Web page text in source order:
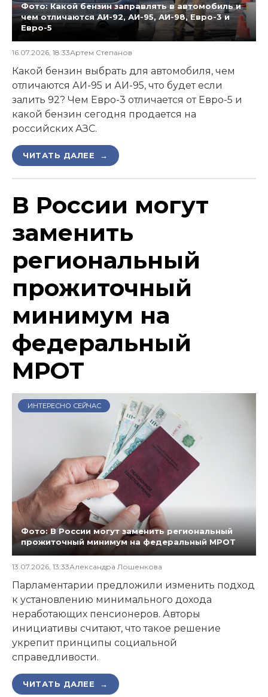
Фото: Какой бензин заправлять в автомобиль и
чем отличаются АИ-92, АИ-95, АИ-98, Евро-3 и
Евро-5
16.07.2026, 18:33Артем Степанов
Какой бензин выбрать для автомобиля, чем
отличаются АИ-95 и АИ-95, что будет если
залить 92? Чем Евро-3 отличается от Евро-5 и
какой бензин сегодня продается на
российских АЗС.
ЧИТАТЬ ДАЛЕЕ →
В России могут
заменить
региональный
прожиточный
минимум на
федеральный
МРОТ
ИНТЕРЕСНО СЕЙЧАС
Фото: В России могут заменить региональный
прожиточный минимум на федеральный МРОТ
13.07.2026, 13:33Александра Лошенкова
Парламентарии предложили изменить подход
к установлению минимального дохода
неработающих пенсионеров. Авторы
инициативы считают, что такое решение
укрепит принципы социальной
справедливости.
ЧИТАТЬ ДАЛЕЕ →